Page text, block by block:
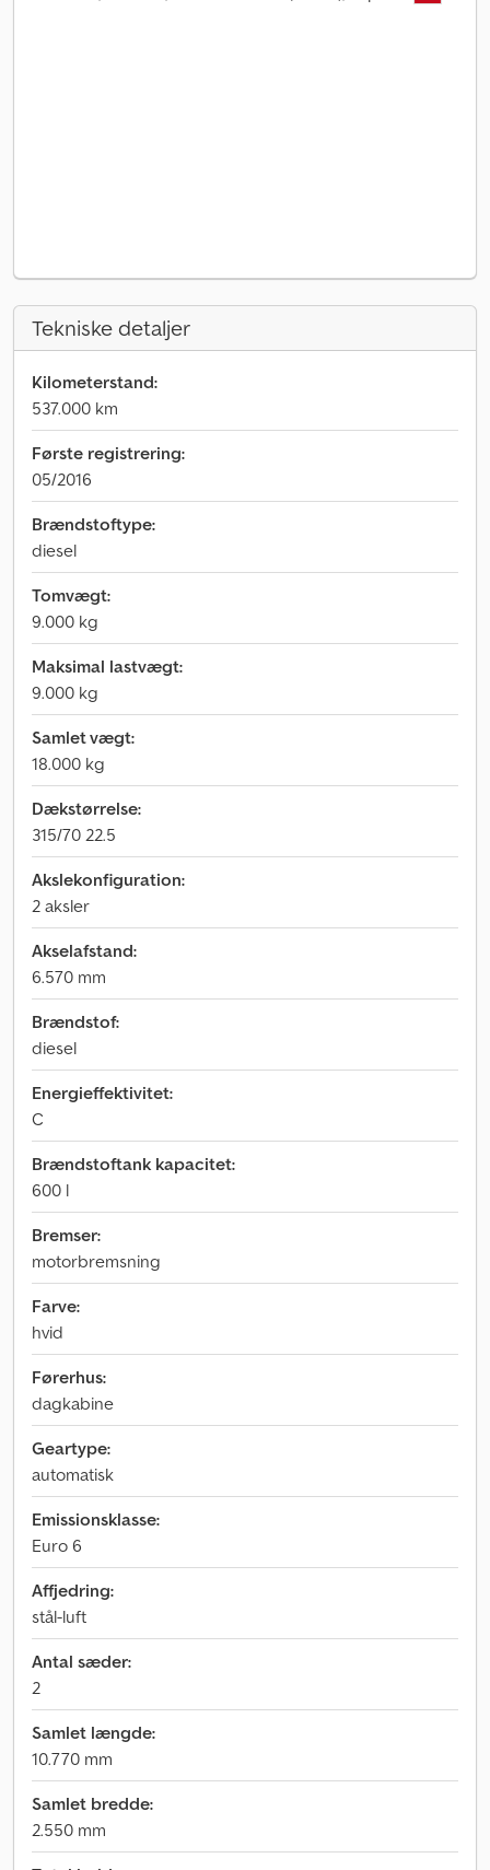
Tekniske detaljer
Kilometerstand:
537.000 km
Første registrering:
05/2016
Brændstoftype:
diesel
Tomvægt:
9.000 kg
Maksimal lastvægt:
9.000 kg
Samlet vægt:
18.000 kg
Dækstørrelse:
315/70 22.5
Akslekonfiguration:
2 aksler
Akselafstand:
6.570 mm
Brændstof:
diesel
Energieffektivitet:
C
Brændstoftank kapacitet:
600 l
Bremser:
motorbremsning
Farve:
hvid
Førerhus:
dagkabine
Geartype:
automatisk
Emissionsklasse:
Euro 6
Affjedring:
stål-luft
Antal sæder:
2
Samlet længde:
10.770 mm
Samlet bredde:
2.550 mm